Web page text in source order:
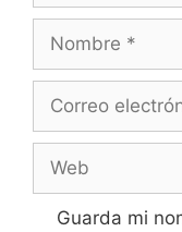
electrónico
Guarda mi